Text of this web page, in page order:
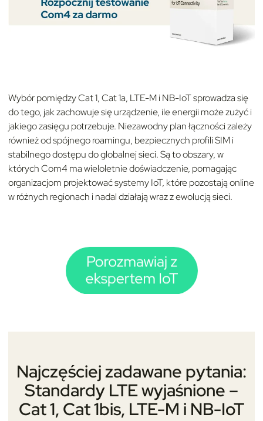
Wybór pomiędzy Cat 1, Cat 1a, LTE-M i NB-IoT sprowadza się
do tego, jak zachowuje się urządzenie, ile energii może zużyć i
jakiego zasięgu potrzebuje. Niezawodny plan łączności zależy
również od spójnego roamingu, bezpiecznych profili SIM i
stabilnego dostępu do globalnej sieci. Są to obszary, w
których Com4 ma wieloletnie doświadczenie, pomagając
organizacjom projektować systemy IoT, które pozostają online
w różnych regionach i nadal działają wraz z ewolucją sieci.
Najczęściej zadawane pytania:
Standardy LTE wyjaśnione –
Cat 1, Cat 1bis, LTE-M i NB-IoT